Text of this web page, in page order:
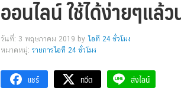
ออนไลน์ ใช้ได้ง่ายๆแล้ว
วันที่: 3 พฤษภาคม 2019 by ไอที 24 ชั่วโมง
หมวดหมู่: รายการไอที 24 ชั่วโมง
แชร์ ทวีต ส่งไลน์